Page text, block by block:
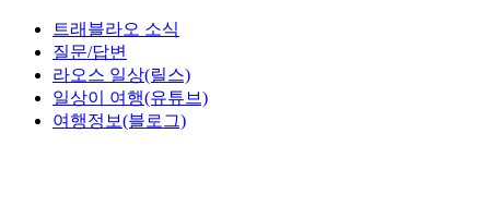
트래블라오 소식
질문/답변
라오스 일상(릴스)
일상이 여행(유튜브)
여행정보(블로그)